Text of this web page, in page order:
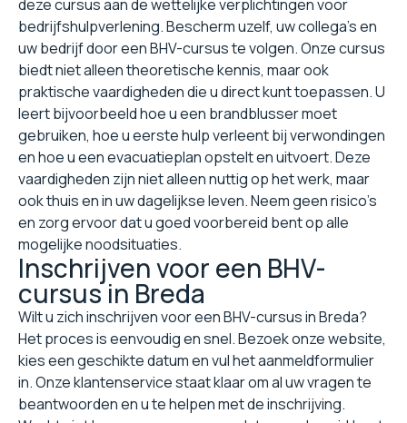
deze cursus aan de wettelijke verplichtingen voor
bedrijfshulpverlening. Bescherm uzelf, uw collega's en
uw bedrijf door een BHV-cursus te volgen. Onze cursus
biedt niet alleen theoretische kennis, maar ook
praktische vaardigheden die u direct kunt toepassen. U
leert bijvoorbeeld hoe u een brandblusser moet
gebruiken, hoe u eerste hulp verleent bij verwondingen
en hoe u een evacuatieplan opstelt en uitvoert. Deze
vaardigheden zijn niet alleen nuttig op het werk, maar
ook thuis en in uw dagelijkse leven. Neem geen risico's
en zorg ervoor dat u goed voorbereid bent op alle
mogelijke noodsituaties.
Inschrijven voor een BHV-
cursus in Breda
Wilt u zich inschrijven voor een BHV-cursus in Breda?
Het proces is eenvoudig en snel. Bezoek onze website,
kies een geschikte datum en vul het aanmeldformulier
in. Onze klantenservice staat klaar om al uw vragen te
beantwoorden en u te helpen met de inschrijving.